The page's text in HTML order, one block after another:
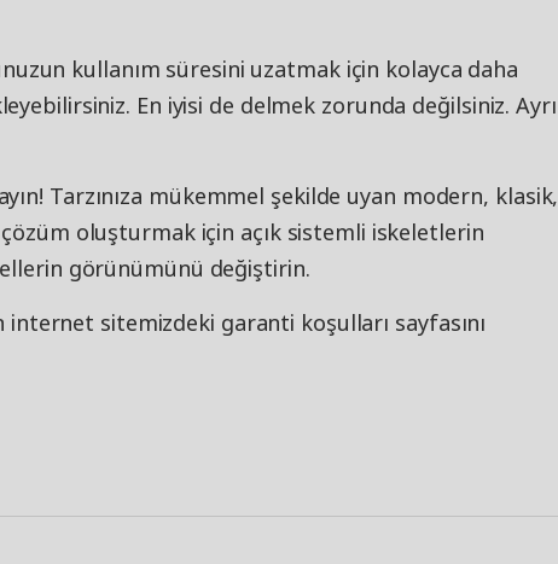
kullanım süresini uzatmak için kolayca daha
En iyisi de delmek zorunda değilsiniz. Ayrı
Tarzınıza mükemmel şekilde uyan modern, klasik,
oluşturmak için açık sistemli iskeletlerin
görünümünü değiştirin.
internet sitemizdeki garanti koşulları sayfasını